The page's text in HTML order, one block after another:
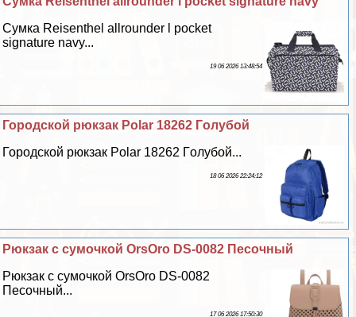
Сумка Reisenthel allrounder l pocket
signature navy...
19 06 2026 13:48:54
Городской рюкзак Polar 18262 Гoлyбой
Городской рюкзак Polar 18262 Гoлyбой...
18 06 2026 22:24:12
Рюкзак с сумочкой OrsOro DS-0082 Песочный
Рюкзак с сумочкой OrsOro DS-0082
Песочный...
17 06 2026 17:50:30